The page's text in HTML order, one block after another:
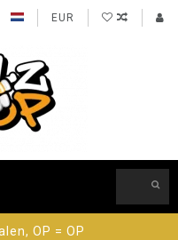
EUR
OP = OP